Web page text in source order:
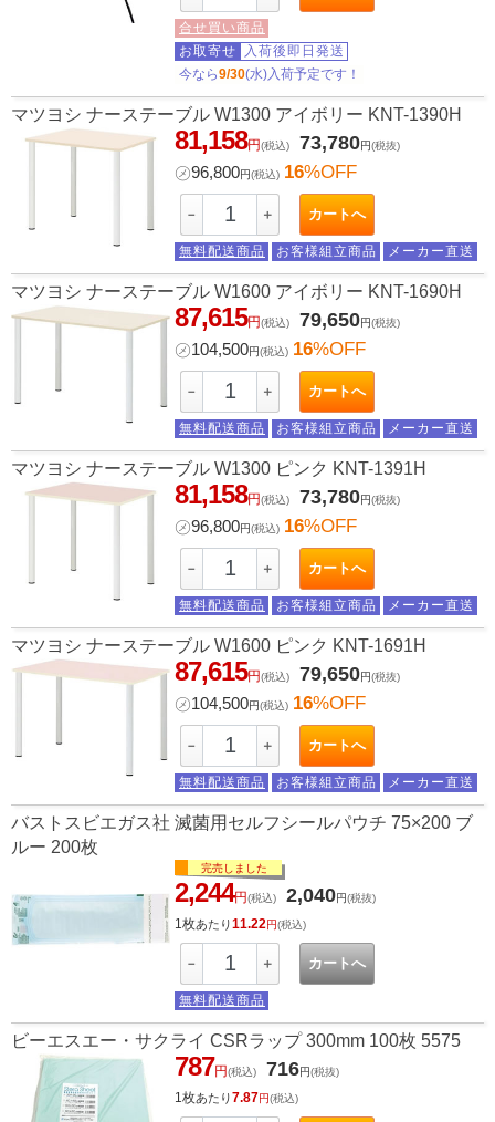
合せ買い商品
お取寄せ
入荷後即日発送
今なら9/30(水)入荷予定です！
マツヨシ ナーステーブル W1300 アイボリー KNT-1390H
81,158円(税込) 73,780円(税抜)
㋱96,800円(税込) 16%OFF
－ ＋ カートへ
無料配送商品 お客様組立商品 メーカー直送
マツヨシ ナーステーブル W1600 アイボリー KNT-1690H
87,615円(税込) 79,650円(税抜)
㋱104,500円(税込) 16%OFF
－ ＋ カートへ
無料配送商品 お客様組立商品 メーカー直送
マツヨシ ナーステーブル W1300 ピンク KNT-1391H
81,158円(税込) 73,780円(税抜)
㋱96,800円(税込) 16%OFF
－ ＋ カートへ
無料配送商品 お客様組立商品 メーカー直送
マツヨシ ナーステーブル W1600 ピンク KNT-1691H
87,615円(税込) 79,650円(税抜)
㋱104,500円(税込) 16%OFF
－ ＋ カートへ
無料配送商品 お客様組立商品 メーカー直送
バストスビエガス社 滅菌用セルフシールパウチ 75×200 ブ
ルー 200枚
完売しました
2,244円(税込) 2,040円(税抜)
1枚あたり11.22円(税込)
－ ＋ カートへ
無料配送商品
ビーエスエー・サクライ CSRラップ 300mm 100枚 5575
787円(税込) 716円(税抜)
1枚あたり7.87円(税込)